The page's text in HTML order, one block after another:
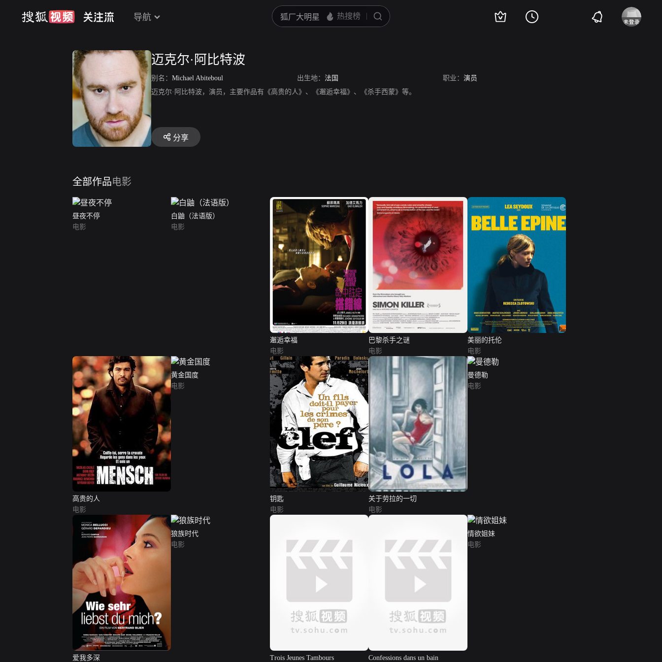
导航
迈克尔·阿比特波
别名： Michael Abiteboul 出生地： 法国 职业： 演员
迈克尔·阿比特波，演员，主要作品有《高贵的人》、《邂逅幸福》、《杀手西蒙》等。
分享
全部作品电影
昼夜不停
电影
白鼬（法语版）
电影
邂逅幸福
电影
巴黎杀手之谜
电影
美丽的托伦
电影
高贵的人
电影
黄金国度
电影
钥匙
电影
关于劳拉的一切
电影
曼德勒
电影
爱我多深
狼族时代
电影
Trois Jeunes Tambours Confessions dans un bain
情欲姐妹
电影